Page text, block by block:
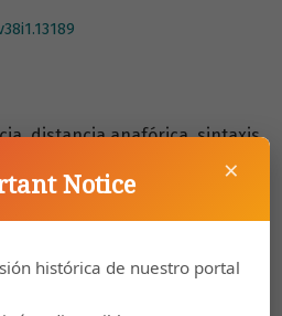
distancia anafórica sintaxis
cuantitativo del
anafórica en ngäbe (guaymí).
×
Notice
histórica de nuestro portal